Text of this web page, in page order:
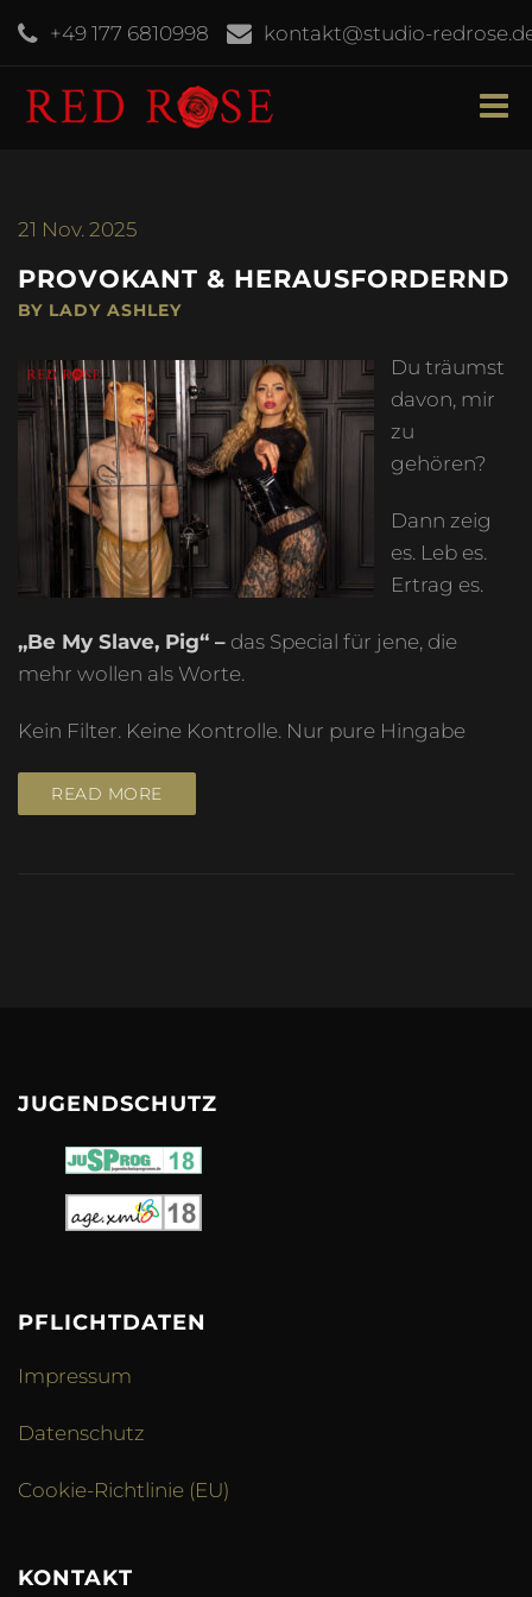
+49 177 6810998 kontakt@studio-
21 Nov. 2025
PROVOKANT & HERAUSFORDERND
BY LADY ASHLEY
Du träumst
davon, mir
zu
gehören?
Dann zeig
es. Leb es.
Ertrag es.
„Be My Slave, Pig“ – das Special für jene, die
mehr wollen als Worte.
Kein Filter. Keine Kontrolle. Nur pure Hingabe
READ MORE
JUGENDSCHUTZ
PFLICHTDATEN
Impressum
Datenschutz
Cookie-Richtlinie (EU)
KONTAKT